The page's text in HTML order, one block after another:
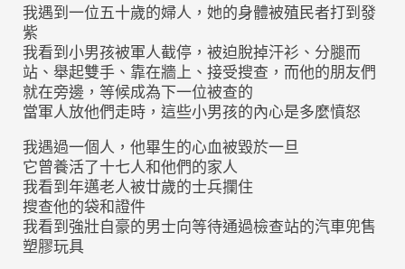
我遇到一位五十歲的婦人，她的身體被殖民者打到發
紫
我看到小男孩被軍人截停，被迫脫掉汗衫、分腿而
站、舉起雙手、靠在牆上、接受搜查，而他的朋友們
就在旁邊，等候成為下一位被查的
當軍人放他們走時，這些小男孩的內心是多麼憤怒
我遇過一個人，他畢生的心血被毀於一旦
它曾養活了十七人和他們的家人
我看到年邁老人被廿歲的士兵攔住
搜查他的袋和證件
我看到強壯自豪的男士向等待通過檢查站的汽車兜售
塑膠玩具